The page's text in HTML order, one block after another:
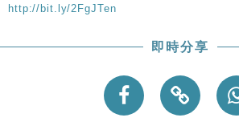
http://bit.ly/2FgJTen
即時分享